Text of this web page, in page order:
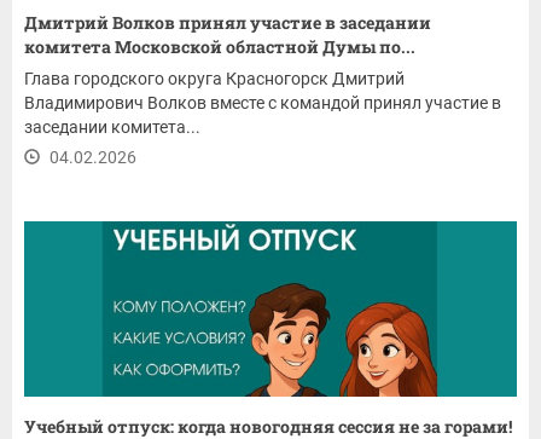
Дмитрий Волков принял участие в заседании
комитета Московской областной Думы по...
Глава городского округа Красногорск Дмитрий
Владимирович Волков вместе с командой принял участие в
заседании комитета...
04.02.2026
Учебный отпуск: когда новогодняя сессия не за горами!